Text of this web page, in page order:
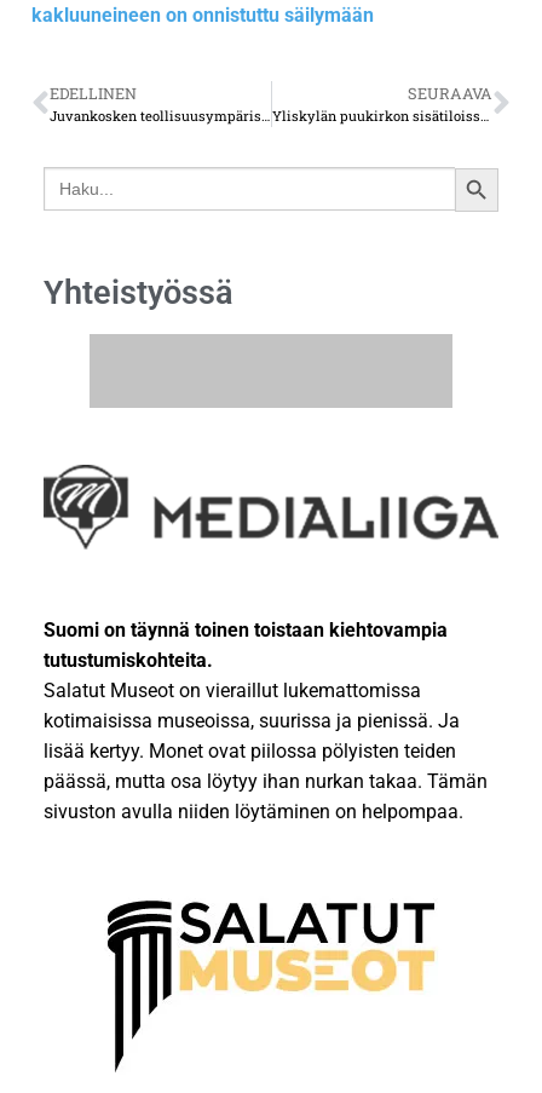
kakluuneineen on onnistuttu säilymään
EDELLINEN
Juvankosken teollisuusympäristö on muisto menneisyydestä
SEURAAVA
Yliskylän puukirkon sisätiloissa on erityisen harras tunnelma
Search
for:
SEARCH
Yhteistyössä
Suomi on täynnä toinen toistaan kiehtovampia
tutustumiskohteita.
Salatut Museot on vieraillut lukemattomissa
kotimaisissa museoissa, suurissa ja pienissä. Ja
lisää kertyy. Monet ovat piilossa pölyisten teiden
päässä, mutta osa löytyy ihan nurkan takaa. Tämän
sivuston avulla niiden löytäminen on helpompaa.